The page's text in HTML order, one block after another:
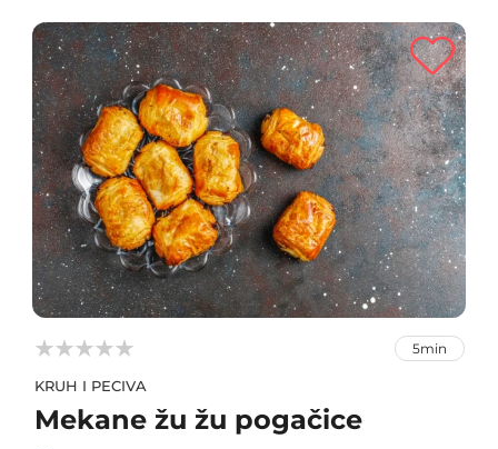


 5min
KRUH I PECIVA
Mekane žu žu pogačice